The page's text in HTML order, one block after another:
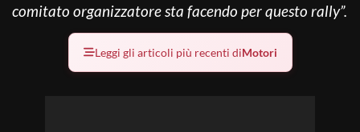
comitato organizzatore sta facendo per questo rally”.
Leggi gli articoli più recenti diMotori